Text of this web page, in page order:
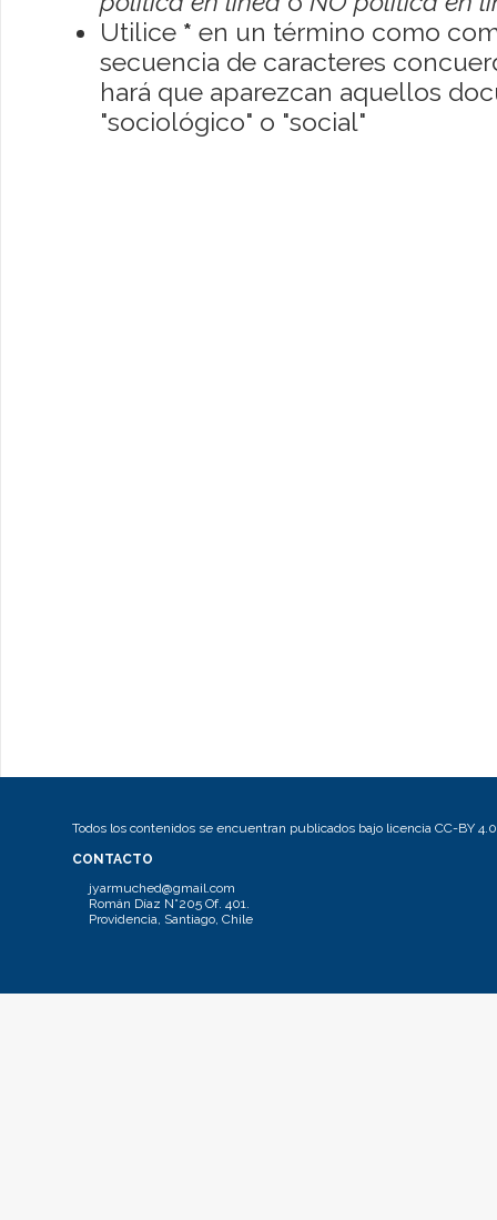
Utilice * en un término como
secuencia de caracteres
hará que aparezcan aquellos
"sociológico" o "social"
Todos los contenidos se encuentran publicados bajo licencia CC-BY 4.0
CONTACTO
jyarmuched@gmail.com
Román Díaz N°205 Of. 401.
Providencia, Santiago, Chile